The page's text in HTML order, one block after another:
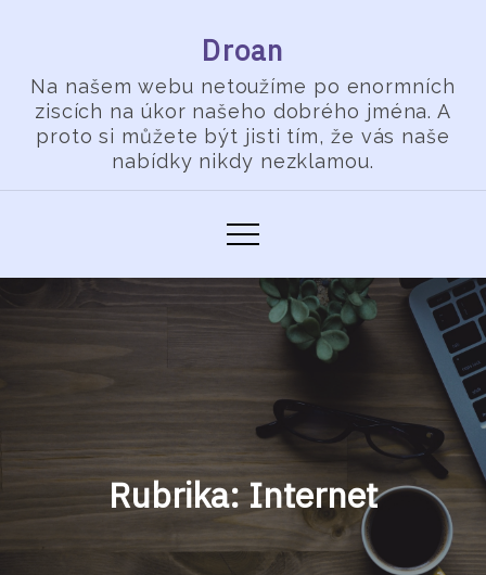
content
Droan
Na našem webu netoužíme po enormních
ziscích na úkor našeho dobrého jména. A
proto si můžete být jisti tím, že vás naše
nabídky nikdy nezklamou.
Rubrika:Internet